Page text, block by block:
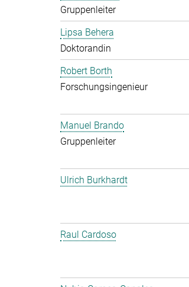
Gruppenleiter
Lipsa Behera
Doktorandin
Robert Borth
Forschungsingenieur
Manuel Brando
Gruppenleiter
Ulrich Burkhardt
Raul Cardoso